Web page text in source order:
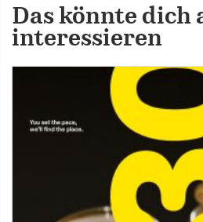
Das könnte dich
interessieren